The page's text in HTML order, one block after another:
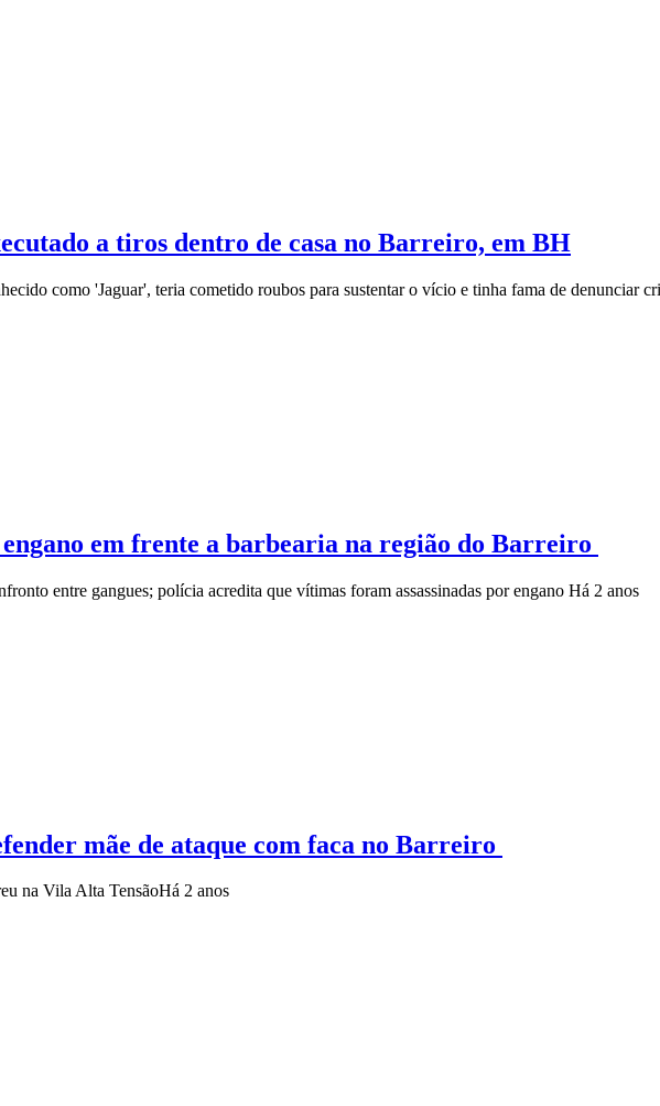
a tiros dentro de casa no Barreiro, em BH
como 'Jaguar', teria cometido roubos para sustentar o vício e tinha fama de denunciar
em frente a barbearia na região do Barreiro
entre gangues; polícia acredita que vítimas foram assassinadas por engano Há 2 anos
mãe de ataque com faca no Barreiro
na Vila Alta TensãoHá 2 anos